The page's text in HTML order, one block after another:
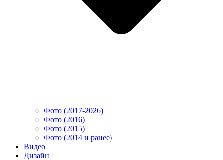
Фото (2017-2026)
Фото (2016)
Фото (2015)
Фото (2014 и ранее)
Видео
Дизайн